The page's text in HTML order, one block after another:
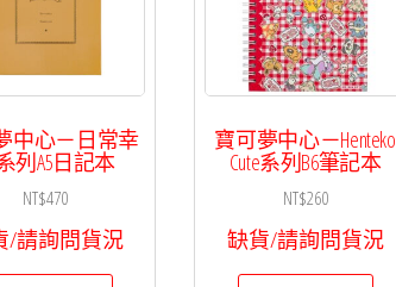
中心－日常幸
列A5日記本
NT$470
/請詢問貨況
寶可夢中心－Henteko
Cute系列B6筆記本
NT$260
缺貨/請詢問貨況